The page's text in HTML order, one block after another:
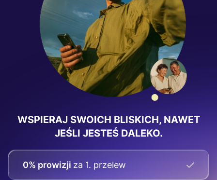
WSPIERAJ SWOICH BLISKICH, NAWET
JEŚLI JESTEŚ DALEKO.
0% prowizji za 1. przelew